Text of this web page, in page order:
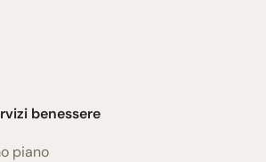
benessere
piano